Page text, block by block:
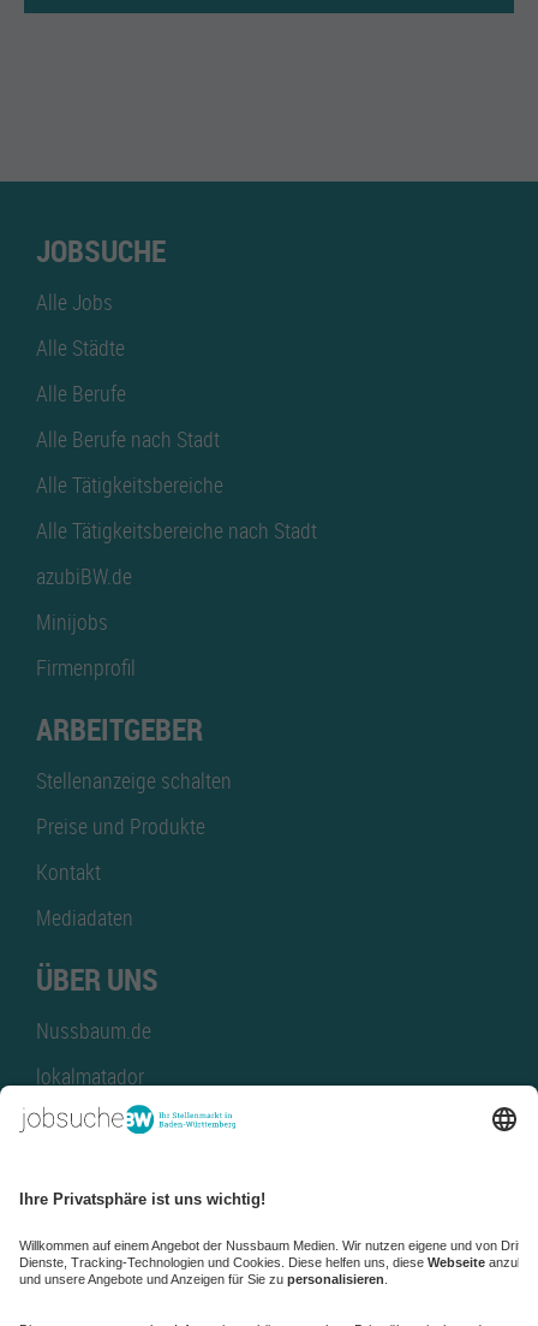
JOBSUCHE
Alle Jobs
Alle Städte
Alle Berufe
Alle Berufe nach Stadt
Alle Tätigkeitsbereiche
Alle Tätigkeitsbereiche nach Stadt
azubiBW.de
Minijobs
Firmenprofil
ARBEITGEBER
Stellenanzeige schalten
Preise und Produkte
Kontakt
Mediadaten
ÜBER UNS
Nussbaum.de
lokalmatador
kaufinBW
NussbaumID
Nussbaum Medien